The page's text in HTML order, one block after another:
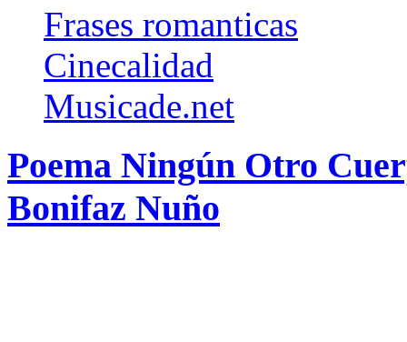
Frases romanticas
Cinecalidad
Musicade.net
Poema Ningún Otro
Bonifaz Nuño